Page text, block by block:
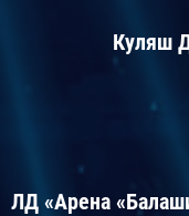
Куляш
ЛД «Арена